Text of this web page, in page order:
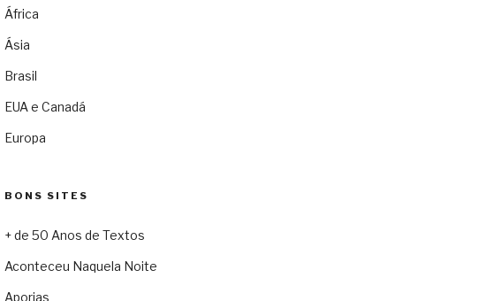
África
Ásia
Brasil
EUA e Canadá
Europa
BONS SITES
+ de 50 Anos de Textos
Aconteceu Naquela Noite
Aporias